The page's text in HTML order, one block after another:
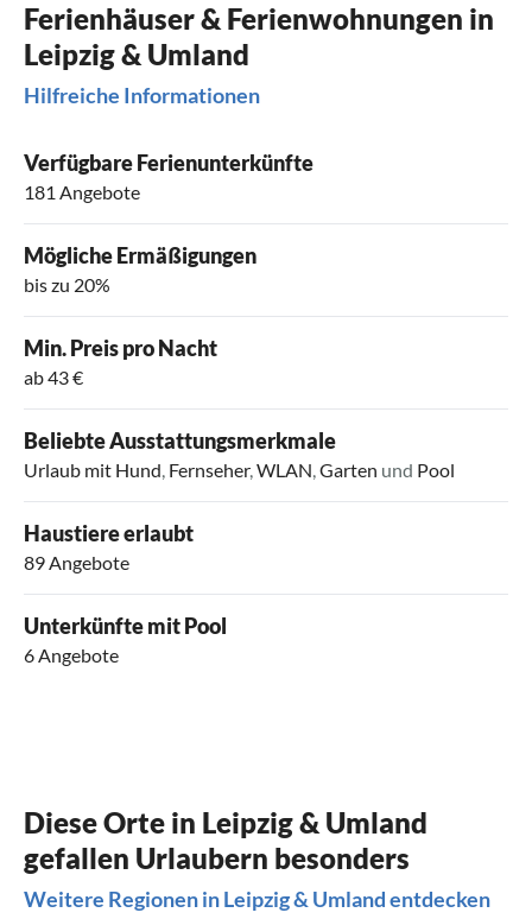
Ferienhäuser & Ferienwohnungen in
Leipzig & Umland
Hilfreiche Informationen
Verfügbare Ferienunterkünfte
181 Angebote
Mögliche Ermäßigungen
bis zu 20%
Min. Preis pro Nacht
ab 43 €
Beliebte Ausstattungsmerkmale
Urlaub mit Hund, Fernseher,WLAN,Garten und Pool
Haustiere erlaubt
89 Angebote
Unterkünfte mit Pool
6 Angebote
Diese Orte in Leipzig & Umland
gefallen Urlaubern besonders
Weitere Regionen in Leipzig & Umland entdecken